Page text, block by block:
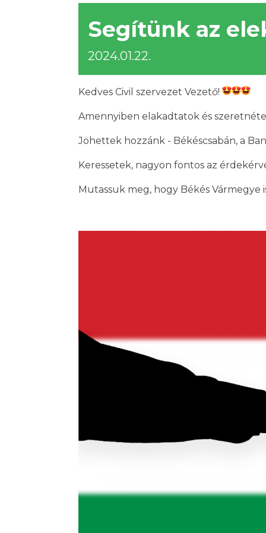
Segítünk az
2024.01.22.
Kedves Civil szervezet Vezető!
Amennyiben elakadtatok és
Jöhettek hozzánk - Békéscsabán, a
Keressetek, nagyon fontos az
Mutassuk meg, hogy Békés Vármegye